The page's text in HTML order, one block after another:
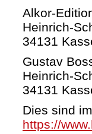
Alkor-
Heinrich-
34131
Gustav
Heinrich-
34131
Dies sind
https://